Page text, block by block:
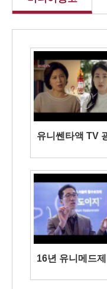
유니쎈타액 TV
16년 유니메드